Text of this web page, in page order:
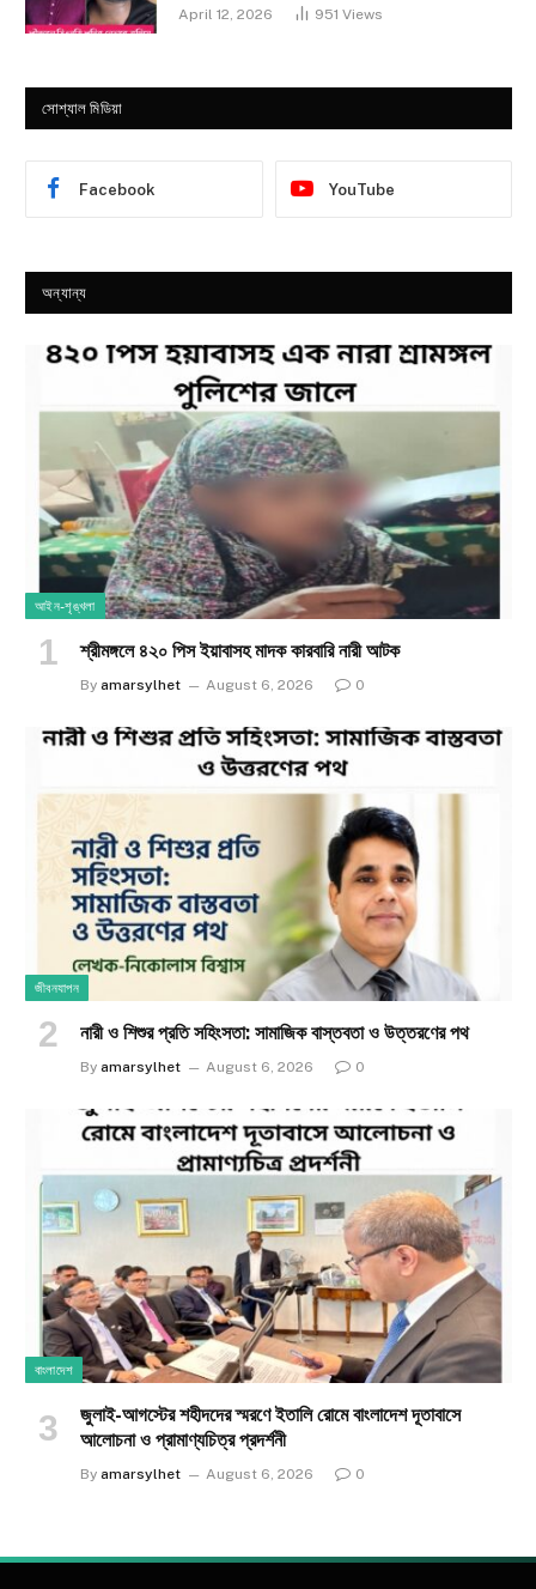
April 12, 2026 951 Views
সোশ্যাল মিডিয়া
Facebook YouTube
অন্যান্য
আইন-শৃঙ্খলা
শ্রীমঙ্গলে ৪২০ পিস ইয়াবাসহ মাদক কারবারি নারী আটক
By amarsylhet August 6, 2026 0
জীবনযাপন
নারী ও শিশুর প্রতি সহিংসতা: সামাজিক বাস্তবতা ও উত্তরণের পথ
By amarsylhet August 6, 2026 0
বাংলাদেশ
জুলাই-আগস্টের শহীদদের স্মরণে ইতালি রোমে বাংলাদেশ দূতাবাসে
আলোচনা ও প্রামাণ্যচিত্র প্রদর্শনী
By amarsylhet August 6, 2026 0